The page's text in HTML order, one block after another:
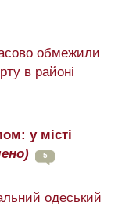
обмежили
в районі
у місті
5
одеський